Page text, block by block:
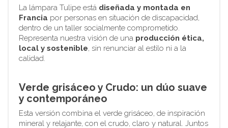
La lámpara Tulipe está diseñada y montada en
Francia por personas en situación de discapacidad,
dentro de un taller socialmente comprometido.
Representa nuestra visión de una producción ética,
local y sostenible, sin renunciar al estilo ni a la
calidad.
Verde grisáceo y Crudo: un dúo suave
y contemporáneo
Esta versión combina el verde grisáceo, de inspiración
mineral y relajante, con el crudo, claro y natural. Juntos